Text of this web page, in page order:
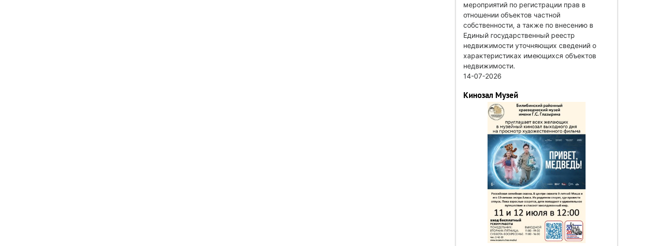
мероприятий по регистрации прав в
отношении объектов частной
собственности, а также по внесению в
Единый государственный реестр
недвижимости уточняющих сведений о
характеристиках имеющихся объектов
недвижимости.
14-07-2026
Кинозал Музей